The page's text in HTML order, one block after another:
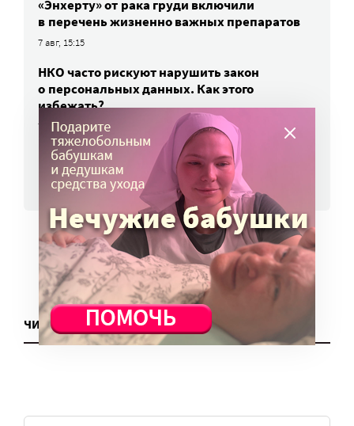
«Энхерту» от рака груди включили
в перечень жизненно важных препаратов
7 авг, 15:15
НКО часто рискуют нарушить закон
о персональных данных. Как этого
избежать?
7 авг, 13:13
ВСЕ НОВОСТИ
ЧИТАТЬ ЕЩЕ